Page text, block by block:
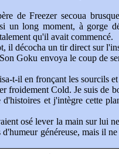
de Freezer secoua
un long moment, à gorge
qu'il avait commencé.
il décocha un tir direct sur
Goku envoya le coup de
t-il en fronçant les sourcils
Cold. Je suis de
et j'intègre cette
osé lever la main sur lui
généreuse, mais il